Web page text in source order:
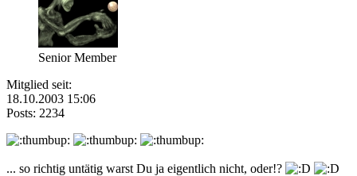
Senior Member
Mitglied seit:
18.10.2003 15:06
Posts: 2234
... so richtig untätig warst Du ja eigentlich nicht, oder!?